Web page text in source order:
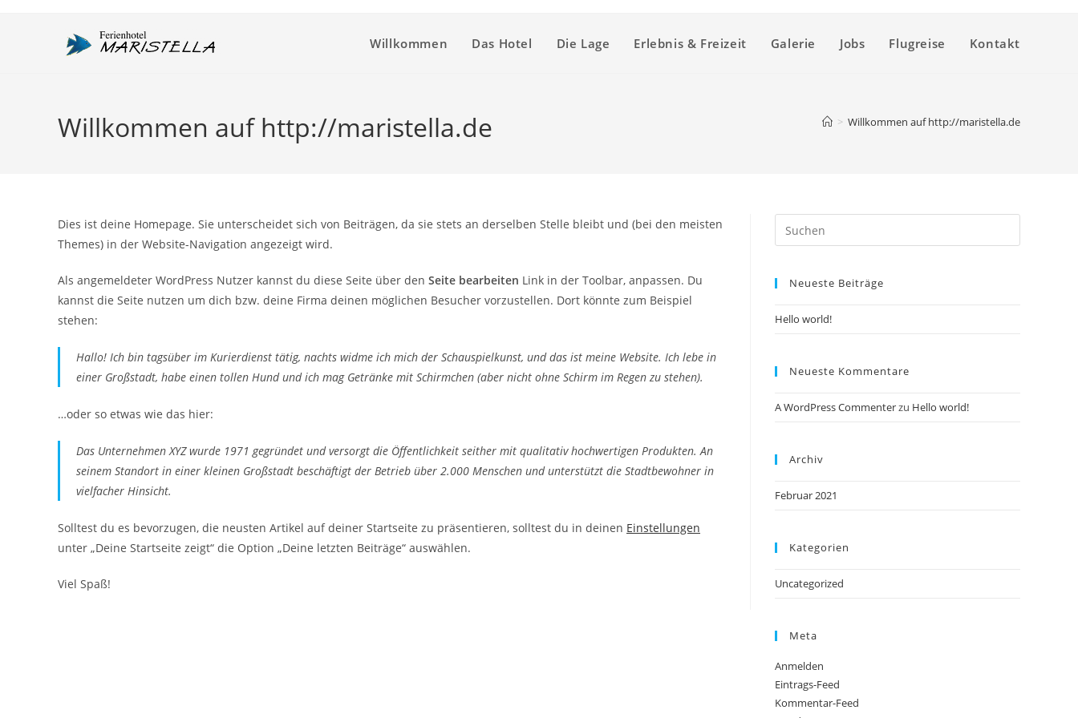
Willkommen Das Hotel Die Lage Erlebnis & Freizeit Galerie Jobs Flugreise Kontakt
Willkommen auf http://maristella.de > Willkommen auf http://maristella.de
Dies ist deine Homepage. Sie unterscheidet sich von Beiträgen, da sie stets an derselben Stelle bleibt und (bei den meisten
Themes) in der Website-Navigation angezeigt wird.
Als angemeldeter WordPress Nutzer kannst du diese Seite über den Seite bearbeiten Link in der Toolbar, anpassen. Du
kannst die Seite nutzen um dich bzw. deine Firma deinen möglichen Besucher vorzustellen. Dort könnte zum Beispiel
stehen:
Hallo! Ich bin tagsüber im Kurierdienst tätig, nachts widme ich mich der Schauspielkunst, und das ist meine Website. Ich lebe in
einer Großstadt, habe einen tollen Hund und ich mag Getränke mit Schirmchen (aber nicht ohne Schirm im Regen zu stehen).
…oder so etwas wie das hier:
Das Unternehmen XYZ wurde 1971 gegründet und versorgt die Öffentlichkeit seither mit qualitativ hochwertigen Produkten. An
seinem Standort in einer kleinen Großstadt beschäftigt der Betrieb über 2.000 Menschen und unterstützt die Stadtbewohner in
vielfacher Hinsicht.
Solltest du es bevorzugen, die neusten Artikel auf deiner Startseite zu präsentieren, solltest du in deinen Einstellungen
unter „Deine Startseite zeigt“ die Option „Deine letzten Beiträge“ auswählen.
Viel Spaß!
Neueste Beiträge
Hello world!
Neueste Kommentare
A WordPress Commenterzu Hello world!
Archiv
Februar 2021
Kategorien
Uncategorized
Meta
Anmelden
Eintrags-Feed
Kommentar-Feed